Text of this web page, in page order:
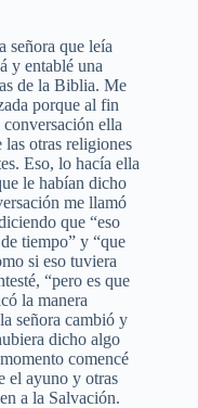
señora que leía
y entablé una
de la Biblia. Me
porque al fin
ella
las otras religiones
Eso, lo hacía ella
le habían dicho
me llamó
que “eso
tiempo” y “que
si eso tuviera
“pero es que
la manera
señora cambió y
dicho algo
comencé
el ayuno y otras
a la Salvación.